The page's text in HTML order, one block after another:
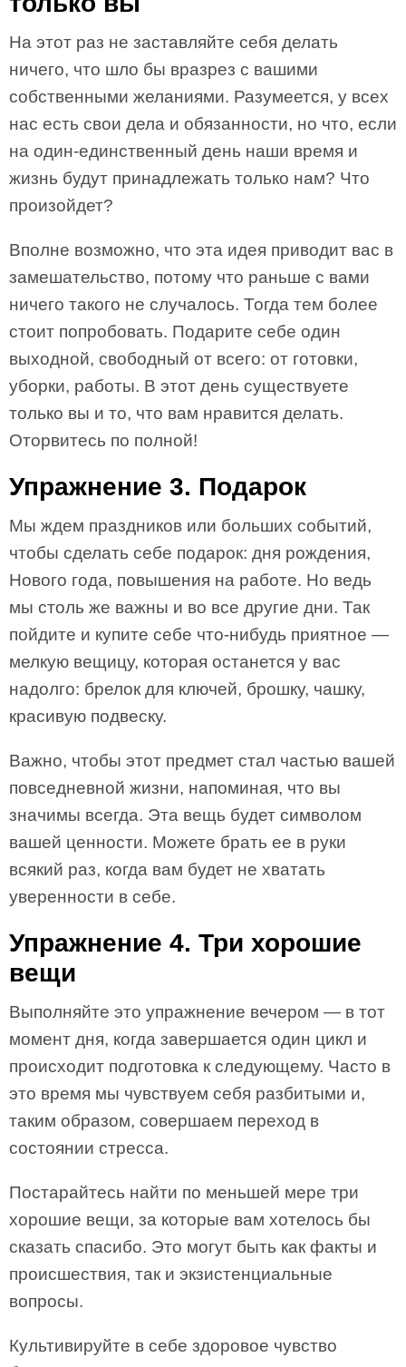
На этот раз не заставляйте себя делать
ничего, что шло бы вразрез с вашими
собственными желаниями. Разумеется, у всех
нас есть свои дела и обязанности, но что, если
на один-единственный день наши время и
жизнь будут принадлежать только нам? Что
произойдет?
Вполне возможно, что эта идея приводит вас в
замешательство, потому что раньше с вами
ничего такого не случалось. Тогда тем более
стоит попробовать. Подарите себе один
выходной, свободный от всего: от готовки,
уборки, работы. В этот день существуете
только вы и то, что вам нравится делать.
Оторвитесь по полной!
Упражнение 3. Подарок
Мы ждем праздников или больших событий,
чтобы сделать себе подарок: дня рождения,
Нового года, повышения на работе. Но ведь
мы столь же важны и во все другие дни. Так
пойдите и купите себе что-нибудь приятное —
мелкую вещицу, которая останется у вас
надолго: брелок для ключей, брошку, чашку,
красивую подвеску.
Важно, чтобы этот предмет стал частью вашей
повседневной жизни, напоминая, что вы
значимы всегда. Эта вещь будет символом
вашей ценности. Можете брать ее в руки
всякий раз, когда вам будет не хватать
уверенности в себе.
Упражнение 4. Три хорошие
вещи
Выполняйте это упражнение вечером — в тот
момент дня, когда завершается один цикл и
происходит подготовка к следующему. Часто в
это время мы чувствуем себя разбитыми и,
таким образом, совершаем переход в
состоянии стресса.
Постарайтесь найти по меньшей мере три
хорошие вещи, за которые вам хотелось бы
сказать спасибо. Это могут быть как факты и
происшествия, так и экзистенциальные
вопросы.
Культивируйте в себе здоровое чувство